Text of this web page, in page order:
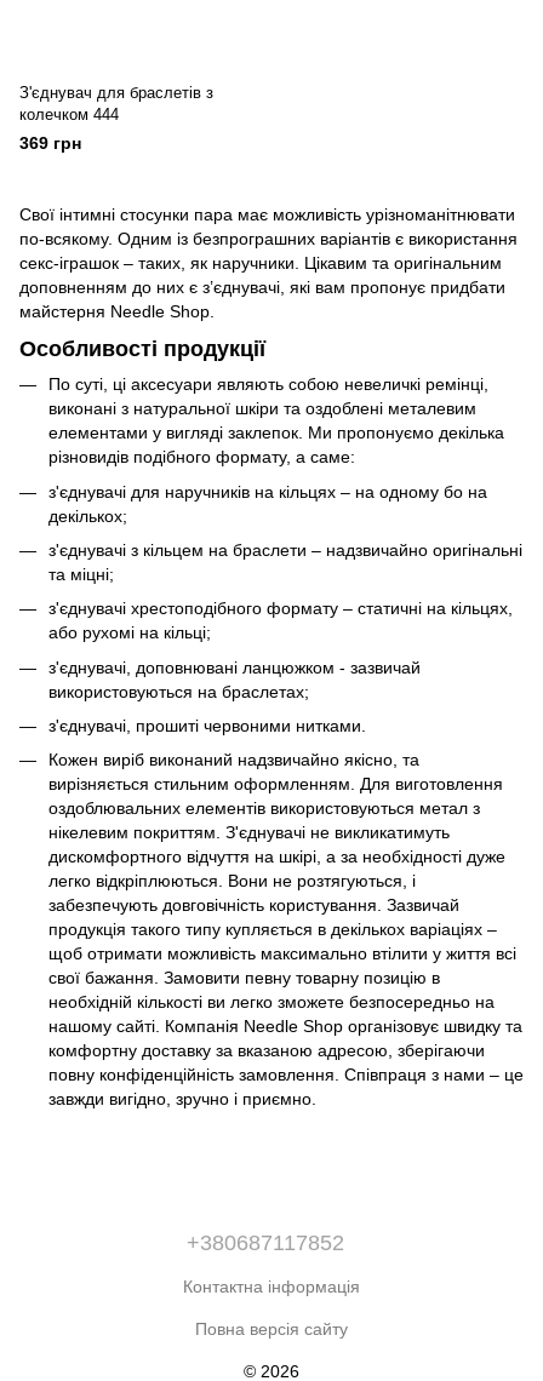
З'єднувач для браслетів з
колечком 444
369 грн
Свої інтимні стосунки пара має можливість урізноманітнювати
по-всякому. Одним із безпрограшних варіантів є використання
секс-іграшок – таких, як наручники. Цікавим та оригінальним
доповненням до них є з’єднувачі, які вам пропонує придбати
майстерня Needle Shop.
Особливості продукції
По суті, ці аксесуари являють собою невеличкі ремінці,
виконані з натуральної шкіри та оздоблені металевим
елементами у вигляді заклепок. Ми пропонуємо декілька
різновидів подібного формату, а саме:
з'єднувачі для наручників на кільцях – на одному бо на
декількох;
з'єднувачі з кільцем на браслети – надзвичайно оригінальні
та міцні;
з'єднувачі хрестоподібного формату – статичні на кільцях,
або рухомі на кільці;
з'єднувачі, доповнювані ланцюжком - зазвичай
використовуються на браслетах;
з'єднувачі, прошиті червоними нитками.
Кожен виріб виконаний надзвичайно якісно, та
вирізняється стильним оформленням. Для виготовлення
оздоблювальних елементів використовуються метал з
нікелевим покриттям. З'єднувачі не викликатимуть
дискомфортного відчуття на шкірі, а за необхідності дуже
легко відкріплюються. Вони не розтягуються, і
забезпечують довговічність користування. Зазвичай
продукція такого типу купляється в декількох варіаціях –
щоб отримати можливість максимально втілити у життя всі
свої бажання. Замовити певну товарну позицію в
необхідній кількості ви легко зможете безпосередньо на
нашому сайті. Компанія Needle Shop організовує швидку та
комфортну доставку за вказаною адресою, зберігаючи
повну конфіденційність замовлення. Співпраця з нами – це
завжди вигідно, зручно і приємно.
+380687117852
Контактна інформація
Повна версія сайту
© 2026